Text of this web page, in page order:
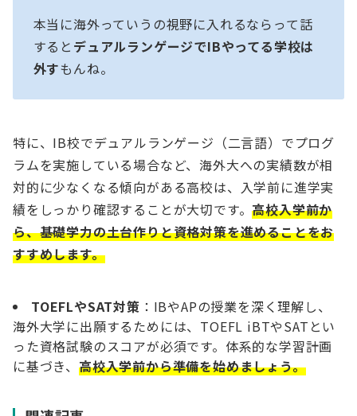
本当に海外っていうの視野に入れるならって話
すると デュアルランゲージでIBやってる学校は
外すもんね。
特に、IB校でデュアルランゲージ（二言語）でプログ
ラムを実施している場合など、海外大への実績数が相
対的に少なくなる傾向がある高校は、入学前に進学実
績をしっかり確認することが大切です。高校入学前か
ら、基礎学力の土台作りと資格対策を進めることをお
すすめします。
TOEFLやSAT対策 ：IBやAPの授業を深く理解し、
海外大学に出願するためには、TOEFL iBTやSATとい
った資格試験のスコアが必須です。体系的な学習計画
に基づき、 高校入学前から準備を始めましょう。